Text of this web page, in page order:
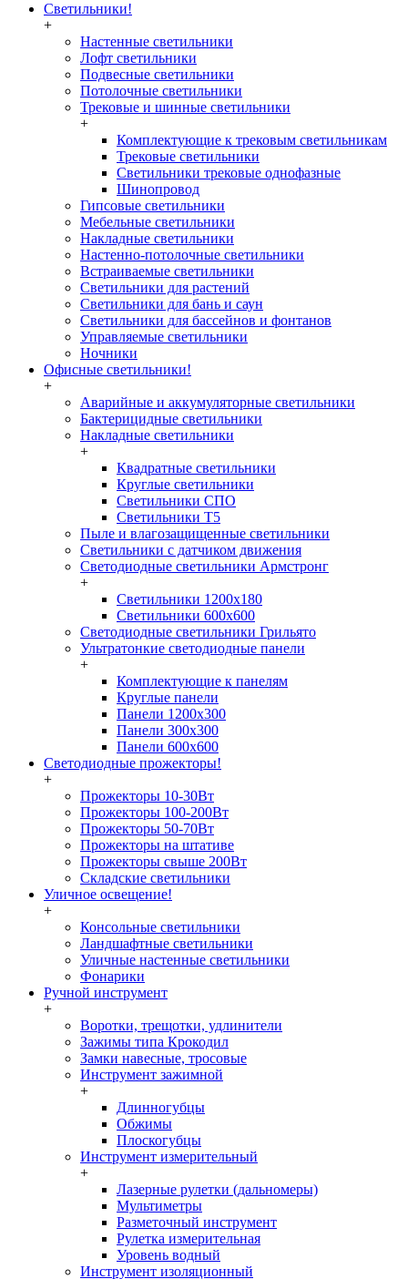
Светильники!
+
Настенные светильники
Лофт светильники
Подвесные светильники
Потолочные светильники
Трековые и шинные светильники
+
Комплектующие к трековым светильникам
Трековые светильники
Светильники трековые однофазные
Шинопровод
Гипсовые светильники
Мебельные светильники
Накладные светильники
Настенно-потолочные светильники
Встраиваемые светильники
Светильники для растений
Светильники для бань и саун
Светильники для бассейнов и фонтанов
Управляемые светильники
Ночники
Офисные светильники!
+
Аварийные и аккумуляторные светильники
Бактерицидные светильники
Накладные светильники
+
Квадратные светильники
Круглые светильники
Светильники СПО
Светильники Т5
Пыле и влагозащищенные светильники
Светильники с датчиком движения
Светодиодные светильники Армстронг
+
Светильники 1200х180
Светильники 600х600
Светодиодные светильники Грильято
Ультратонкие светодиодные панели
+
Комплектующие к панелям
Круглые панели
Панели 1200х300
Панели 300х300
Панели 600х600
Светодиодные прожекторы!
+
Прожекторы 10-30Вт
Прожекторы 100-200Вт
Прожекторы 50-70Вт
Прожекторы на штативе
Прожекторы свыше 200Вт
Складские светильники
Уличное освещение!
+
Консольные светильники
Ландшафтные светильники
Уличные настенные светильники
Фонарики
Ручной инструмент
+
Воротки, трещотки, удлинители
Зажимы типа Крокодил
Замки навесные, тросовые
Инструмент зажимной
+
Длинногубцы
Обжимы
Плоскогубцы
Инструмент измерительный
+
Лазерные рулетки (дальномеры)
Мультиметры
Разметочный инструмент
Рулетка измерительная
Уровень водный
Инструмент изоляционный